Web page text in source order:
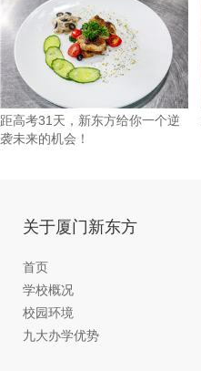
距高考31天，新东方给你一个逆
袭未来的机会！
关于厦门新东方
首页
学校概况
校园环境
九大办学优势